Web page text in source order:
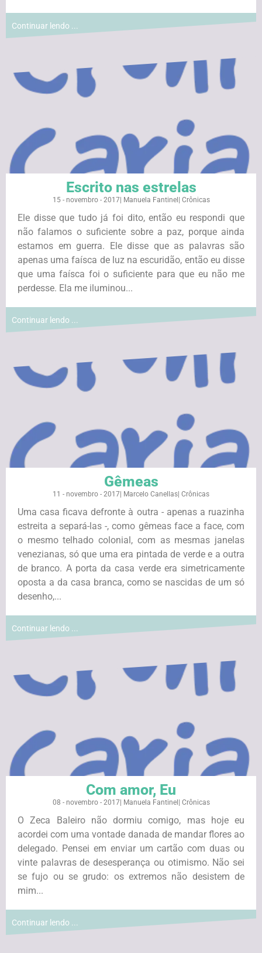
Continuar lendo ...
Escrito nas estrelas
15 - novembro - 2017| Manuela Fantinel Crônicas
Ele disse que tudo já foi dito, então eu respondi que
não falamos o suficiente sobre a paz, porque ainda
estamos em guerra. Ele disse que as palavras são
apenas uma faísca de luz na escuridão, então eu disse
que uma faísca foi o suficiente para que eu não me
perdesse. Ela me iluminou...
Continuar lendo ...
Gêmeas
11 - novembro - 2017 Marcelo Canellas Crônicas
Uma casa ficava defronte à outra - apenas a ruazinha
estreita a separá-las -, como gêmeas face a face, com
o mesmo telhado colonial, com as mesmas janelas
venezianas, só que uma era pintada de verde e a outra
de branco. A porta da casa verde era simetricamente
oposta a da casa branca, como se nascidas de um só
desenho,...
Continuar lendo ...
Com amor, Eu
08 - novembro - 2017| Manuela Fantinel Crônicas
O Zeca Baleiro não dormiu comigo, mas hoje eu
acordei com uma vontade danada de mandar flores ao
delegado. Pensei em enviar um cartão com duas ou
vinte palavras de desesperança ou otimismo. Não sei
se fujo ou se grudo: os extremos não desistem de
mim...
Continuar lendo ...